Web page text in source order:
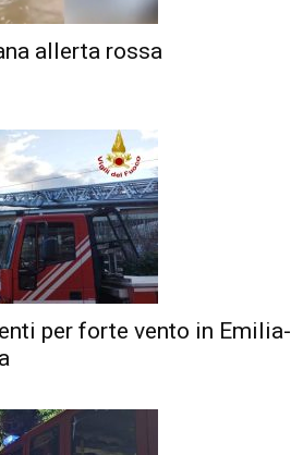
allerta rossa
per forte vento in Emilia-